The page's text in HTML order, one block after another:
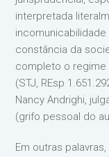
interpretada
constância da
completo o regime
(STJ, REsp
Nancy Andrighi,
(grifo pessoal do
Em outras